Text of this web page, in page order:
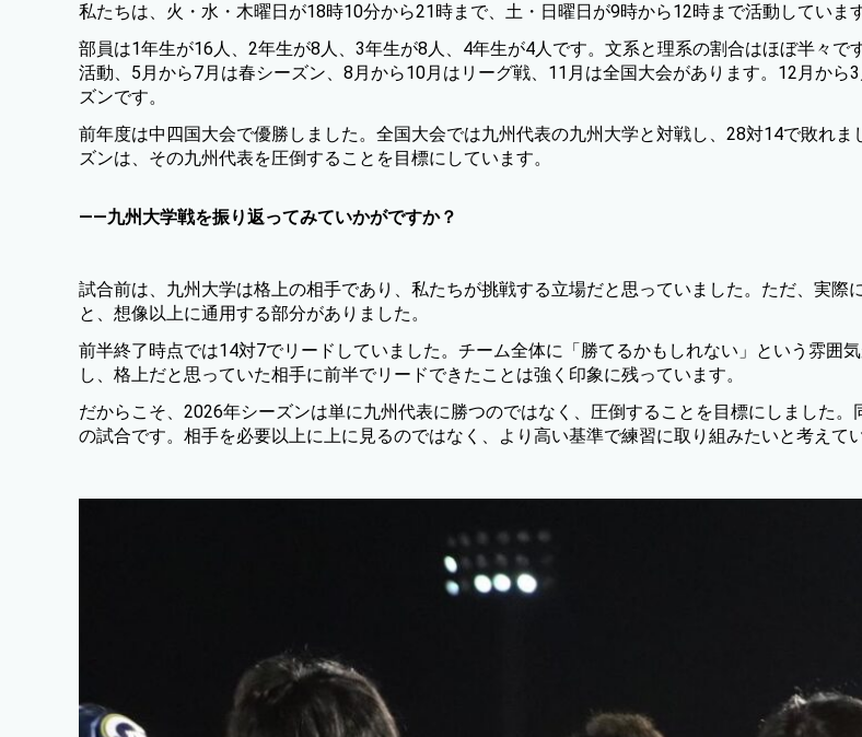
私たちは、火・水・木曜日が18時10分から21時まで、土・日曜日が9時から12時まで活動しています
部員は1年生が16人、2年生が8人、3年生が8人、4年生が4人です。文系と理系の割合はほぼ半々で
活動、5月から7月は春シーズン、8月から10月はリーグ戦、11月は全国大会があります。12月から
ズンです。
前年度は中四国大会で優勝しました。全国大会では九州代表の九州大学と対戦し、28対14で敗れま
ズンは、その九州代表を圧倒することを目標にしています。
——九州大学戦を振り返ってみていかがですか？
試合前は、九州大学は格上の相手であり、私たちが挑戦する立場だと思っていました。ただ、実際
と、想像以上に通用する部分がありました。
前半終了時点では14対7でリードしていました。チーム全体に「勝てるかもしれない」という雰囲
し、格上だと思っていた相手に前半でリードできたことは強く印象に残っています。
だからこそ、2026年シーズンは単に九州代表に勝つのではなく、圧倒することを目標にしました。
の試合です。相手を必要以上に上に見るのではなく、より高い基準で練習に取り組みたいと考えてい